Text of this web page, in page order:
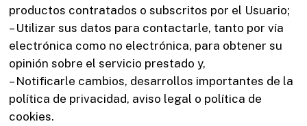
productos contratados o subscritos por el Usuario;
– Utilizar sus datos para contactarle, tanto por vía
electrónica como no electrónica, para obtener su
opinión sobre el servicio prestado y,
– Notificarle cambios, desarrollos importantes de la
política de privacidad, aviso legal o política de
cookies.